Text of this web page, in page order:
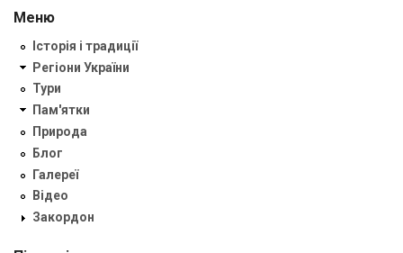
Меню
Історія і традиції
Регіони України
Тури
Пам'ятки
Природа
Блог
Галереї
Відео
Закордон